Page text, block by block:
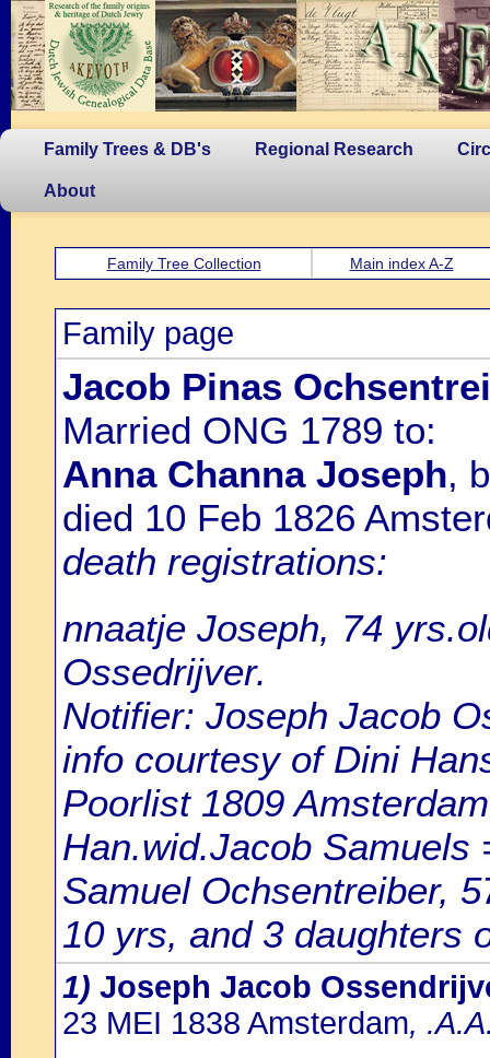
Family Trees & DB's Regional Research
About
Family Tree Collection Main index A-Z
Family page
Jacob Pinas
Married ONG 1789 to:
Anna Channa Joseph,
died 10 Feb 1826
death registrations:
nnaatje Joseph, 74
Ossedrijver.
Notifier: Joseph Jacob
info courtesy of Dini
Poorlist 1809
Han.wid.Jacob Samuels
Samuel Ochsentreiber,
10 yrs, and 3 daughters
1) Joseph Jacob
23 MEI 1838 Amsterdam,